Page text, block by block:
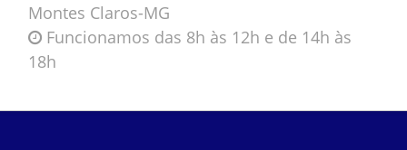
Montes Claros-MG
Funcionamos das 8h às 12h e de 14h às
18h